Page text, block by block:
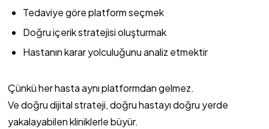
Tedaviye göre platform seçmek
Doğru içerik stratejisi oluşturmak
Hastanın karar yolculuğunu analiz etmektir
Çünkü her hasta aynı platformdan gelmez.
Ve doğru dijital strateji, doğru hastayı doğru yerde
yakalayabilen kliniklerle büyür.